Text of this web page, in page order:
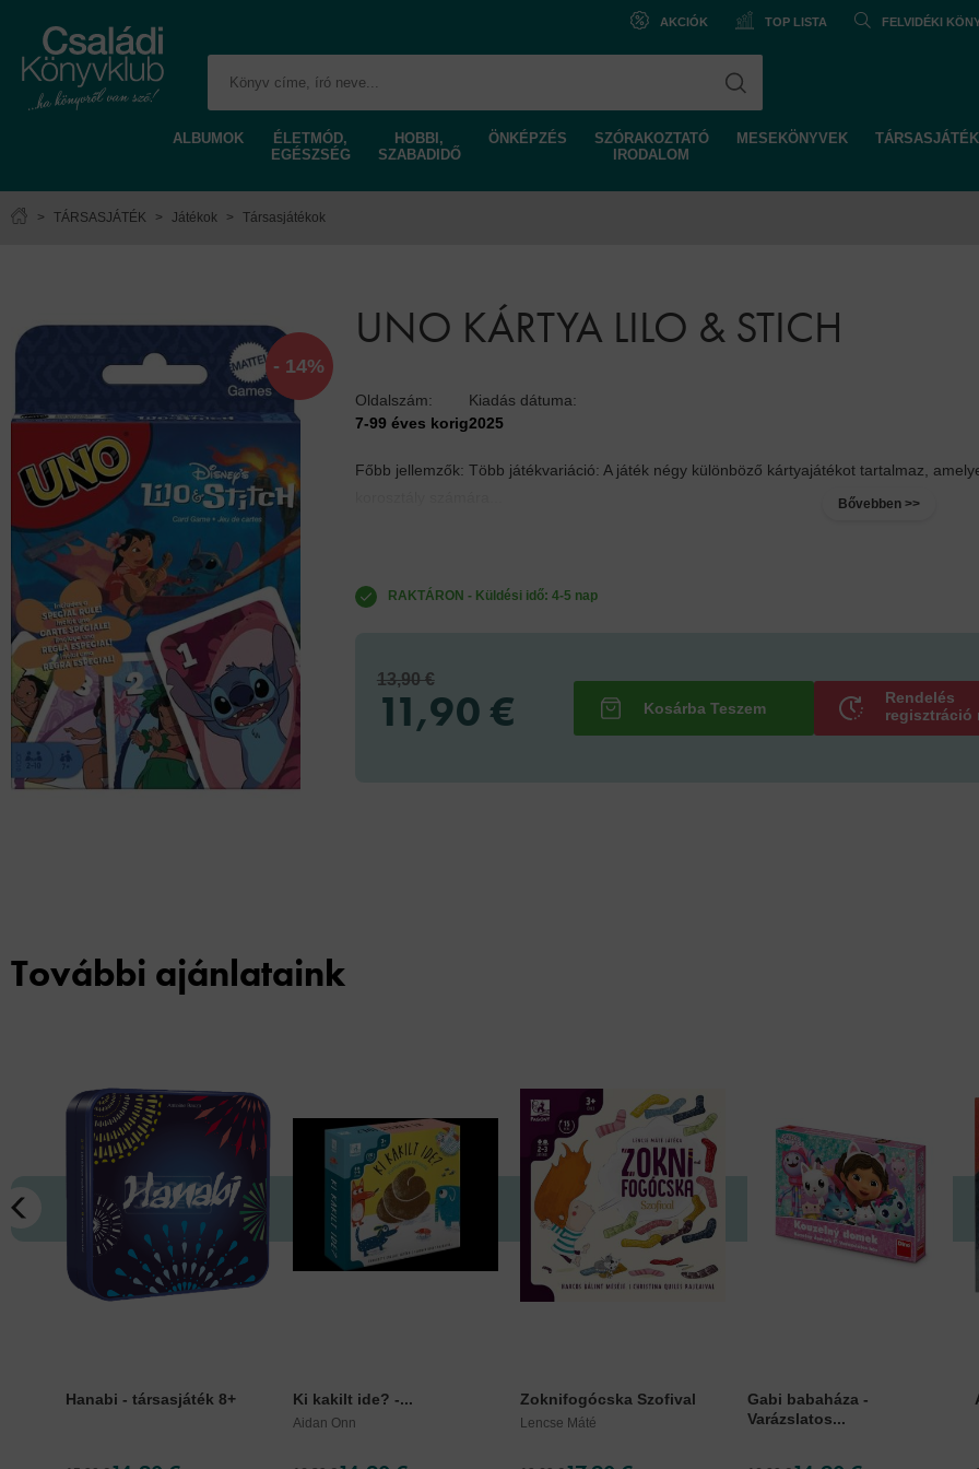
AKCIÓK TOP LISTA FELVIDÉKI
ALBUMOK
ÉLETMÓD,
EGÉSZSÉG
HOBBI,
SZABADIDŐ
ÖNKÉPZÉS
SZÓRAKOZTATÓ
IRODALOM
MESEKÖNYVEK TÁRSASJÁTÉK
> TÁRSASJÁTÉK > Játékok > Társasjátékok
- 14%
UNO KÁRTYA LILO & STICH
Oldalszám:
7-99 éves korig
Kiadás dátuma:
2025
Főbb jellemzők: Több játékvariáció: A játék négy különböző kártyajátékot tartalmaz,
Bővebben >>
RAKTÁRON - Küldési idő: 4-5 nap
13,90 €
11,90 €
Rendelés
regisztráció
További ajánlataink
Hanabi - társasjáték 8+ Ki kakilt ide? -...
Aidan Onn
Zoknifogócska Szofival
Lencse Máté
Gabi babaháza -
Varázslatos...